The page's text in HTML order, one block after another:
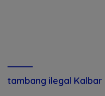
tambang ilegal Kalbar